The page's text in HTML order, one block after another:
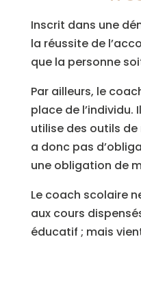
Inscrit dans une
la réussite de
que la personne
Par ailleurs, le
place de l’individu.
utilise des outils de
a donc pas
une obligation de
Le coach scolaire
aux cours
éducatif ; mais